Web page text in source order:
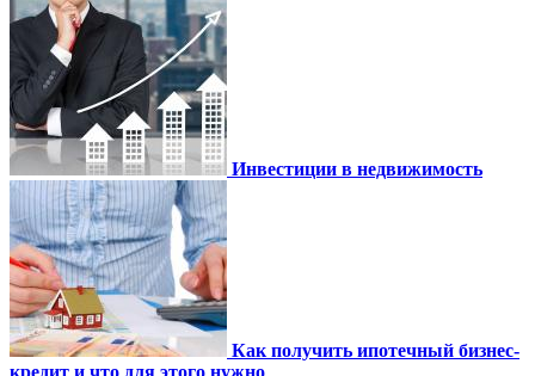
Инвестиции в недвижимость
Как получить ипотечный бизнес-